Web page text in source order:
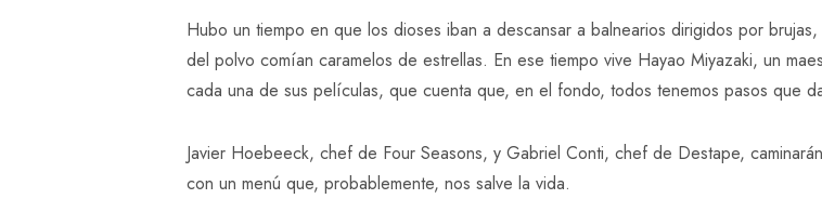
Hubo un tiempo en que los dioses iban a descansar a balnearios dirigidos por
del polvo comían caramelos de estrellas. En ese tiempo vive Hayao Miyazaki, un
cada una de sus películas, que cuenta que, en el fondo, todos tenemos pasos que
Javier Hoebeeck, chef de Four Seasons, y Gabriel Conti, chef de Destape,
con un menú que, probablemente, nos salve la vida.